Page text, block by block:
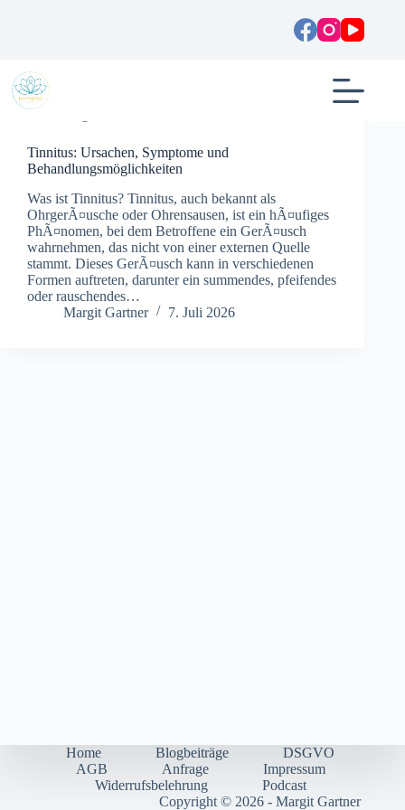
Tinnitus: Ursachen, Symptome und
Behandlungsmöglichkeiten
Was ist Tinnitus? Tinnitus, auch bekannt als
OhrgerÃ¤usche oder Ohrensausen, ist ein hÃ¤ufiges
PhÃ¤nomen, bei dem Betroffene ein GerÃ¤usch
wahrnehmen, das nicht von einer externen Quelle
stammt. Dieses GerÃ¤usch kann in verschiedenen
Formen auftreten, darunter ein summendes, pfeifendes
oder rauschendes…
Margit Gartner
7. Juli 2026
Home Blogbeiträge
DSGVO
AGB
Anfrage
Impressum
Widerrufsbelehrung
Podcast
Copyright © 2026 - Margit Gartner